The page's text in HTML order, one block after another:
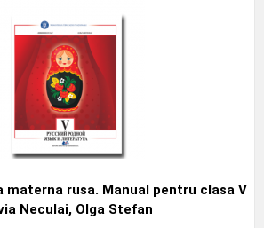
rusa. Manual pentru clasa V
Neculai, Olga Stefan